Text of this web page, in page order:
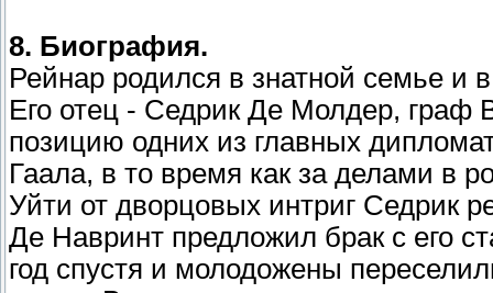
8. Биография.
Рейнар родился в знатной семье и
Его отец - Седрик Де Молдер, граф
позицию одних из главных
Гаала, в то время как за делами в
Уйти от дворцовых интриг Седрик
Де Навринт предложил брак с его
год спустя и молодожены